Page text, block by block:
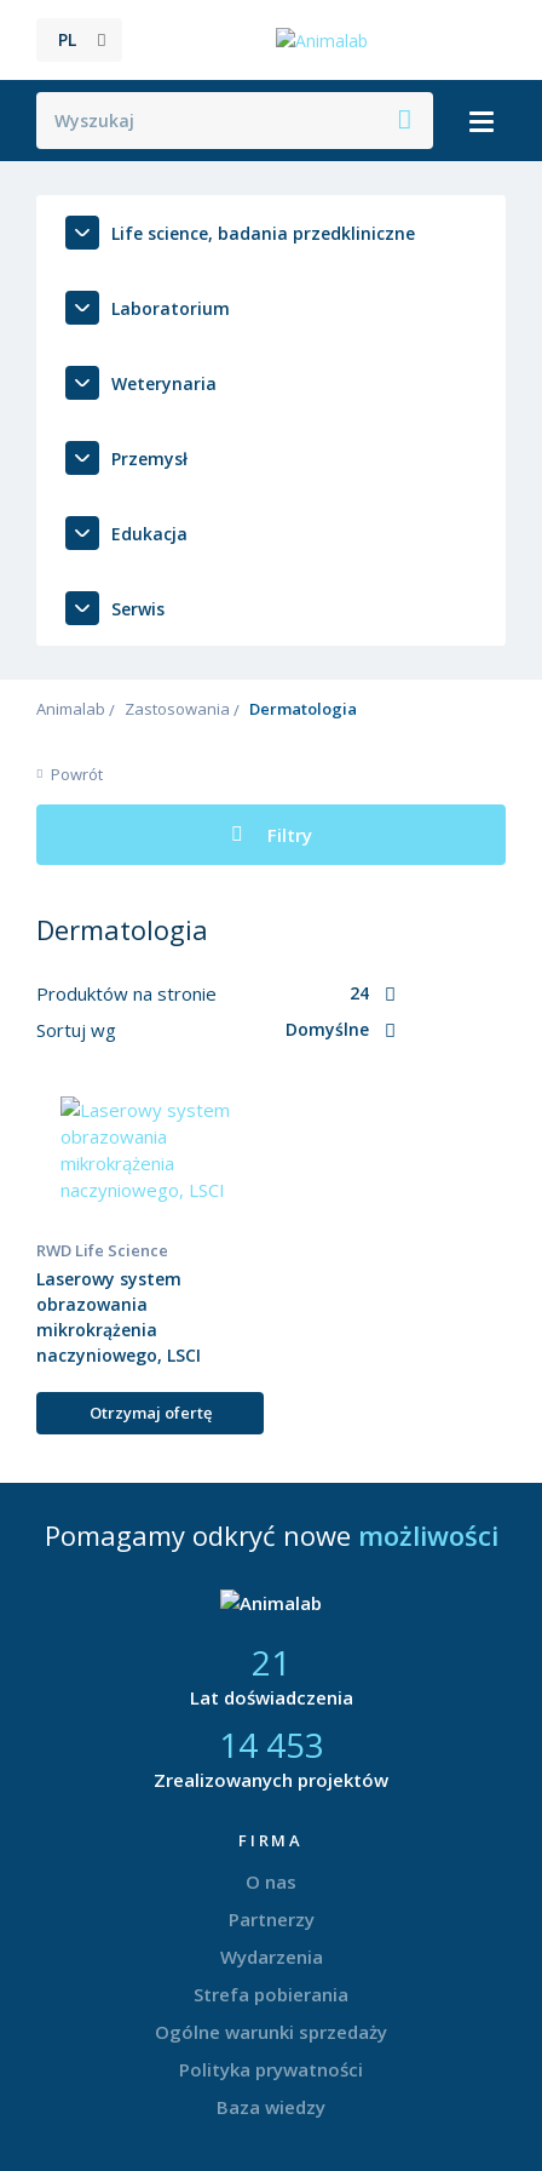
PL
Life science, badania przedkliniczne
Laboratorium
Weterynaria
Przemysł
Edukacja
Serwis
Animalab Zastosowania Dermatologia
Powrót
Filtry
Dermatologia
Produktów na stronie 24
Sortuj wg Domyślne
RWD Life Science
Laserowy system
obrazowania
mikrokrążenia
naczyniowego, LSCI
Otrzymaj ofertę
Pomagamy odkryć nowe możliwości
21
Lat doświadczenia
14 731
Zrealizowanych projektów
FIRMA
O nas
Partnerzy
Wydarzenia
Strefa pobierania
Ogólne warunki sprzedaży
Polityka prywatności
Baza wiedzy